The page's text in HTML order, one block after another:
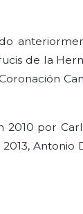
de la
2010 por
2013,